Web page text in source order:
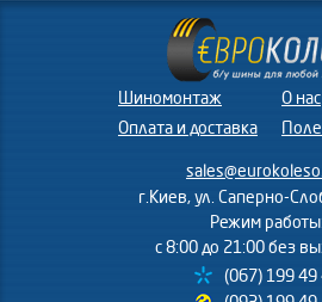
Шиномонтаж
Оплата и доставка
О нас
г.Киев, ул. Саперно-
Режим
с 8:00 до 21:00 без
(067) 199 49